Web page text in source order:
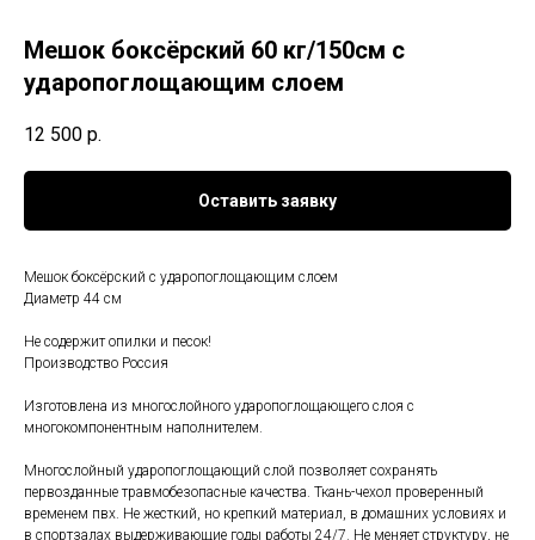
Мешок боксёрский 60 кг/150см с
ударопоглощающим слоем
12 500 р.
Оставить заявку
Мешок боксёрский с ударопоглощающим слоем
Диаметр 44 см
Не содержит опилки и песок!
Производство Россия
Изготовлена из многослойного ударопоглощающего слоя с
многокомпонентным наполнителем.
Многослойный ударопоглощающий слой позволяет сохранять
первозданные травмобезопасные качества. Ткань-чехол проверенный
временем пвх. Не жесткий, но крепкий материал, в домашних условиях и
в спортзалах выдерживающие годы работы 24/7. Не меняет структуру, не